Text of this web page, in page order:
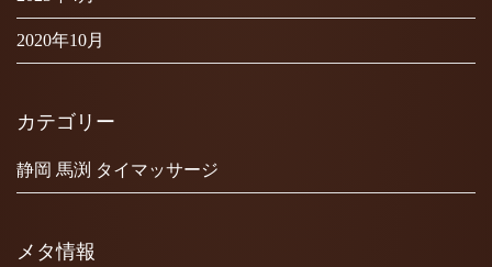
2020年10月
カテゴリー
静岡 馬渕 タイマッサージ
メタ情報